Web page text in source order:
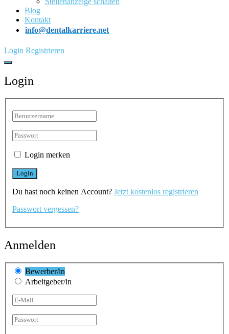
Blog
Kontakt
info@dentalkarriere.net
Login Registrieren
Login
Login merken
Du hast noch keinen Account? Jetzt kostenlos registrieren
Passwort vergessen?
Anmelden
Bewerber/in
Arbeitgeber/in